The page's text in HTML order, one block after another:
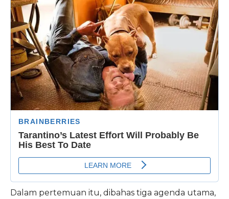
Dalam pertemuan itu, dibahas tiga agenda utama,